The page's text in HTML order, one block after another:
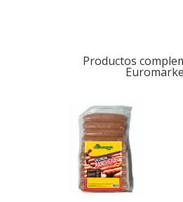
Productos